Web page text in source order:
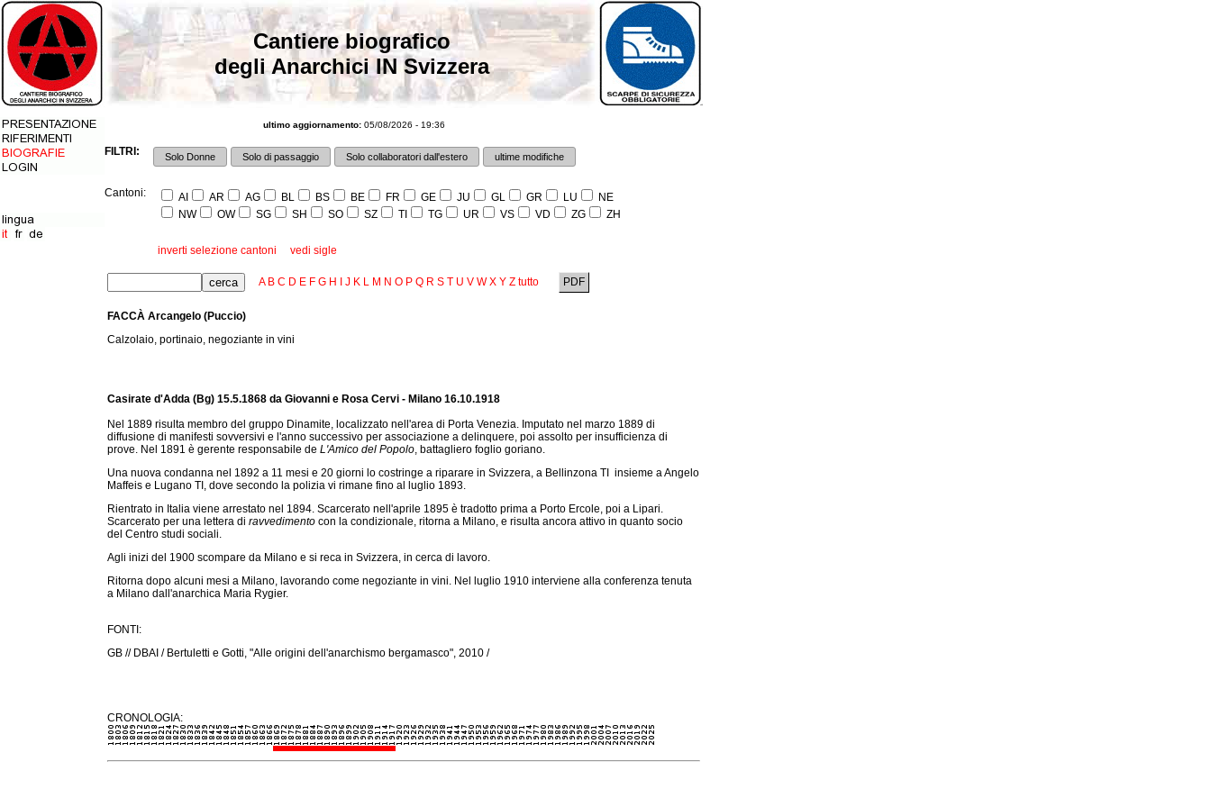
Cantiere biografico
degli Anarchici IN Svizzera
ultimo aggiornamento: 05/08/2026 - 19:36
FILTRI: Solo Donne Solo di passaggio Solo collaboratori dall'estero ultime modifiche
Cantoni: AI AR AG BL BS BE FR GE JU GL GR LU
NE
NW
OW SG SH SO SZ TI TG UR VS VD ZG ZH
inverti selezione cantoni vedi sigle
A B C D E F G H J K L M N O P Q R S T U V W X Y Z tutto PDF
FACCÀ Arcangelo (Puccio)
Calzolaio, portinaio, negoziante in vini
Casirate d'Adda (Bg) 15.5.1868 da Giovanni e Rosa Cervi - Milano 16.10.1918
Nel 1889 risulta membro del gruppo Dinamite, localizzato nell'area di Porta Venezia. Imputato nel marzo 1889 di
diffusione di manifesti sovversivi e l'anno successivo per associazione a delinquere, poi assolto per insufficienza di
prove. Nel 1891 è gerente responsabile de L'Amico del Popolo, battagliero foglio goriano.
Una nuova condanna nel 1892 a 11 mesi e 20 giorni lo costringe a riparare in Svizzera, a Bellinzona TI insieme a Angelo
Maffeis e Lugano TI, dove secondo la polizia vi rimane fino al luglio 1893.
Rientrato in Italia viene arrestato nel 1894. Scarcerato nell'aprile 1895 è tradotto prima a Porto Ercole, poi a Lipari.
Scarcerato per una lettera di ravvedimento con la condizionale, ritorna a Milano, e risulta ancora attivo in quanto socio
del Centro studi sociali.
Agli inizi del 1900 scompare da Milano e si reca in Svizzera, in cerca di lavoro.
Ritorna dopo alcuni mesi a Milano, lavorando come negoziante in vini. Nel luglio 1910 interviene alla conferenza tenuta
a Milano dall'anarchica Maria Rygier.
FONTI:
GB // DBAI / Bertuletti e Gotti, "Alle origini dell'anarchismo bergamasco", 2010 /
CRONOLOGIA: